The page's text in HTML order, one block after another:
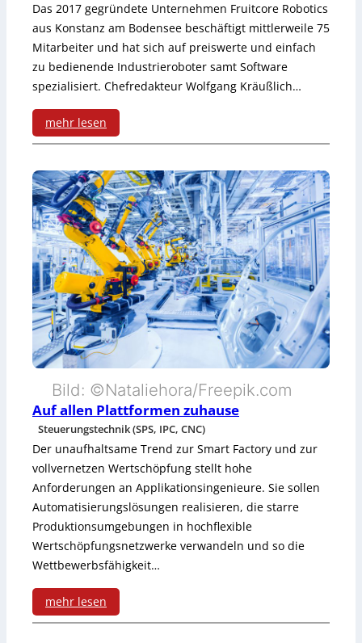
r
e
i
e
S
f
t
w
a
r
e
p
a
t
t
f
o
r
m
“
Das 2017 gegründete Unternehmen Fruitcore Robotics
aus Konstanz am Bodensee beschäftigt mittlerweile 75
Mitarbeiter und hat sich auf preiswerte und einfach
zu bedienende Industrieroboter samt Software
spezialisiert. Chefredakteur Wolfgang Kräußlich…
mehr lesen
:
D
i
e
I
n
d
u
s
t
i
e
b
r
a
c
Bild: ©Nataliehora/Freepik.com
Auf allen Plattformen zuhause
Steuerungstechnik (SPS, IPC, CNC)
Der unaufhaltsame Trend zur Smart Factory und zur
vollvernetzen Wertschöpfung stellt hohe
Anforderungen an Applikationsingenieure. Sie sollen
Automatisierungslösungen realisieren, die starre
Produktionsumgebungen in hochflexible
Wertschöpfungsnetzwerke verwandeln und so die
Wettbewerbsfähigkeit…
mehr lesen
: